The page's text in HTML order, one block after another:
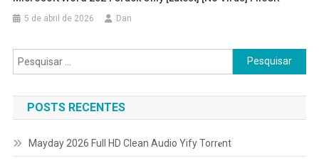
5 de abril de 2026 Dan
Pesquisar
por:
POSTS RECENTES
Mayday 2026 Full HD Clean Audio Yify Torr𝐞nt